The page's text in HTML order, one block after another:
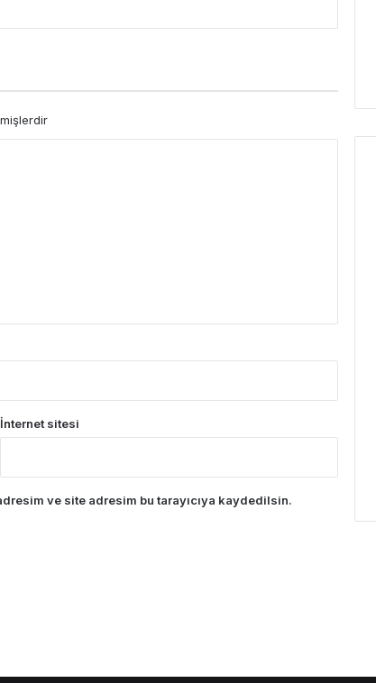
İnternet sitesi
ve site adresim bu tarayıcıya kaydedilsin.